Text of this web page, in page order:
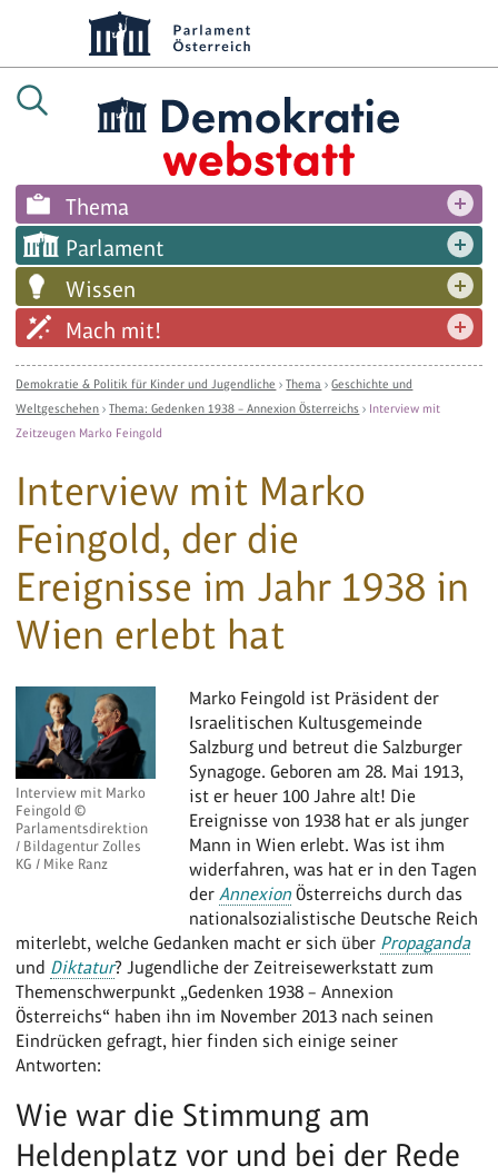
Thema
Parlament
Wissen
Mach mit!
Demokratie & Politik für Kinder und Jugendliche ›Thema ›Geschichte und
Weltgeschehen ›Thema: Gedenken 1938 – Annexion Österreichs › Interview mit
Zeitzeugen Marko Feingold
Interview mit Marko
Feingold, der die
Ereignisse im Jahr 1938 in
Wien erlebt hat
Interview mit Marko
Feingold ©
Parlamentsdirektion
/ Bildagentur Zolles
KG / Mike Ranz
Marko Feingold ist Präsident der
Israelitischen Kultusgemeinde
Salzburg und betreut die Salzburger
Synagoge. Geboren am 28. Mai 1913,
ist er heuer 100 Jahre alt! Die
Ereignisse von 1938 hat er als junger
Mann in Wien erlebt. Was ist ihm
widerfahren, was hat er in den Tagen
der Annexion Österreichs durch das
nationalsozialistische Deutsche Reich
miterlebt, welche Gedanken macht er sich über Propaganda
und Diktatur? Jugendliche der Zeitreisewerkstatt zum
Themenschwerpunkt „Gedenken 1938 – Annexion
Österreichs“ haben ihn im November 2013 nach seinen
Eindrücken gefragt, hier finden sich einige seiner
Antworten:
Wie war die Stimmung am
Heldenplatz vor und bei der Rede